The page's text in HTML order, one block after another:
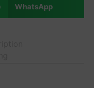
WhatsApp